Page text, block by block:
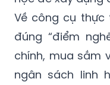
Về công cụ thực
đúng “điểm
chính, mua sắm
ngân sách linh